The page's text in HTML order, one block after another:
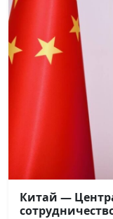
Китай —